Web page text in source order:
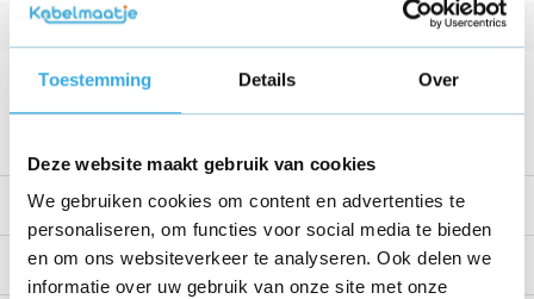
Toestemming Details Over
Deze website maakt gebruik van cookies
We gebruiken cookies om content en advertenties te
personaliseren, om functies voor social media te bieden
en om ons websiteverkeer te analyseren. Ook delen we
informatie over uw gebruik van onze site met onze
Kabellengte 1 Meter
Voltage
Productomschrijving
Reviews